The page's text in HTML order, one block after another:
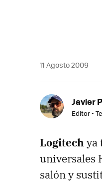
11 Agosto 2009
Javier
Editor -
Logitechya
universales
salón y